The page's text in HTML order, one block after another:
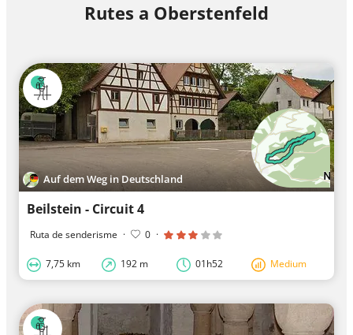
Rutes a Oberstenfeld
Auf dem Weg in Deutschland
Beilstein - Circuit 4
Ruta de senderisme · 0 ·
7,75 km 192 m 01h52 Medium